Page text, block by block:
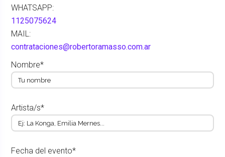
WHATSAPP:
1125075624
MAIL:
contrataciones@robertoramasso.com.ar
Nombre*
Artista/s*
Fecha del evento*